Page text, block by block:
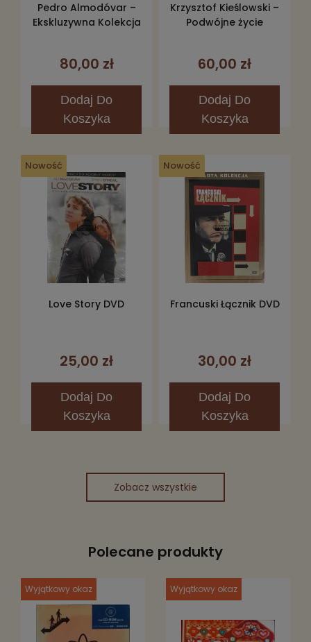
Pedro Almodóvar –
Ekskluzywna Kolekcja
80,00 zł
Dodaj Do
Koszyka
Krzysztof Kieślowski –
Podwójne życie
60,00 zł
Dodaj Do
Koszyka
Nowość
Love Story DVD
25,00 zł
Dodaj Do
Koszyka
Nowość
Francuski Łącznik DVD
30,00 zł
Dodaj Do
Koszyka
Zobacz wszystkie
Polecane produkty
Wyjątkowy okaz Wyjątkowy okaz